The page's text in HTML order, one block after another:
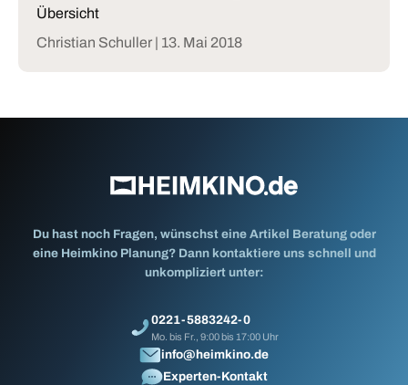
Übersicht
Christian Schuller | 13. Mai 2018
Du hast noch Fragen, wünschst eine Artikel Beratung oder
eine Heimkino Planung? Dann kontaktiere uns schnell und
unkompliziert unter:
0221-5883242-0
Mo. bis Fr., 9:00 bis 17:00 Uhr
info@heimkino.de
Experten-Kontakt